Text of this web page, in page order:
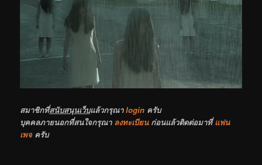
สมาชิกที่สนับสนุนเว็บแล้วกรุณาlogin ครับ
บุคคลภายนอกที่สนใจกรุณา ลงทะเบียนก่อนแล้วติดต่อมาที่แฟน
เพจครับ